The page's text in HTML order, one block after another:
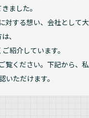
ました。
対する想い、会社として大
、
紹介しています。
覧ください。下記から、私
いただけます。